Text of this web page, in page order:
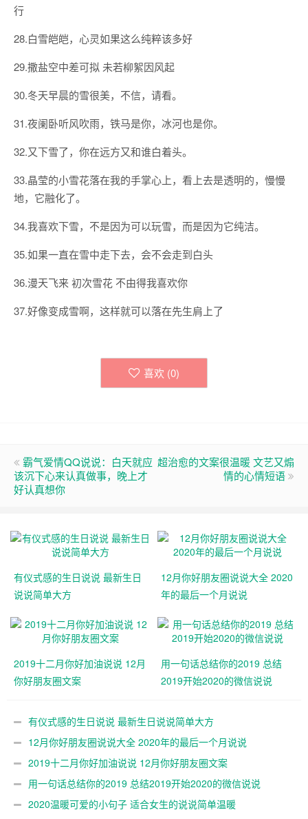
行
28.白雪皑皑，心灵如果这么纯粹该多好
29.撒盐空中差可拟 未若柳絮因风起
30.冬天早晨的雪很美，不信，请看。
31.夜阑卧听风吹雨，铁马是你，冰河也是你。
32.又下雪了，你在远方又和谁白着头。
33.晶莹的小雪花落在我的手掌心上，看上去是透明的，慢慢
地，它融化了。
34.我喜欢下雪，不是因为可以玩雪，而是因为它纯洁。
35.如果一直在雪中走下去，会不会走到白头
36.漫天飞来 初次雪花 不由得我喜欢你
37.好像变成雪啊，这样就可以落在先生肩上了
喜欢 (0)
霸气爱情QQ说说：白天就应
该沉下心来认真做事，晚上才
好认真想你
超治愈的文案很温暖 文艺又煽
情的心情短语
有仪式感的生日说说 最新生日
说说简单大方
12月你好朋友圈说说大全 2020
年的最后一个月说说
2019十二月你好加油说说 12月
你好朋友圈文案
用一句话总结你的2019 总结
2019开始2020的微信说说
有仪式感的生日说说 最新生日说说简单大方
12月你好朋友圈说说大全 2020年的最后一个月说说
2019十二月你好加油说说 12月你好朋友圈文案
用一句话总结你的2019 总结2019开始2020的微信说说
2020温暖可爱的小句子 适合女生的说说简单温暖